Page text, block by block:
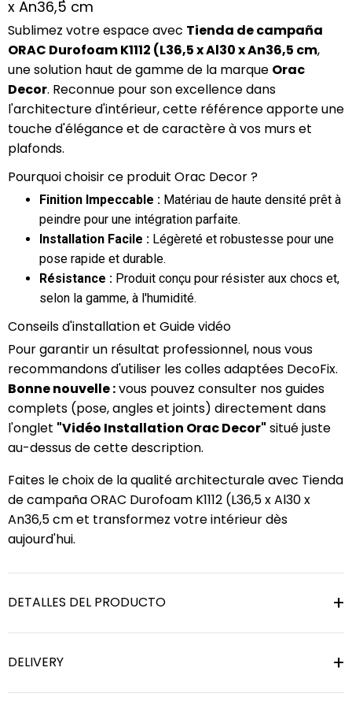
x An36,5 cm
Sublimez votre espace avec Tienda de campaña
ORAC Durofoam K1112 (L36,5 x Al30 x An36,5 cm,
une solution haut de gamme de la marque Orac
Decor. Reconnue pour son excellence dans
l'architecture d'intérieur, cette référence apporte une
touche d'élégance et de caractère à vos murs et
plafonds.
Pourquoi choisir ce produit Orac Decor ?
Finition Impeccable : Matériau de haute densité prêt à
peindre pour une intégration parfaite.
Installation Facile : Légèreté et robustesse pour une
pose rapide et durable.
Résistance : Produit conçu pour résister aux chocs et,
selon la gamme, à l'humidité.
Conseils d'installation et Guide vidéo
Pour garantir un résultat professionnel, nous vous
recommandons d'utiliser les colles adaptées DecoFix.
Bonne nouvelle :vous pouvez consulter nos guides
complets (pose, angles et joints) directement dans
l'onglet "Vidéo Installation Orac Decor" situé juste
au-dessus de cette description.
Faites le choix de la qualité architecturale avec Tienda
de campaña ORAC Durofoam K1112 (L36,5 x Al30 x
An36,5 cm et transformez votre intérieur dès
aujourd'hui.
DETALLES DEL PRODUCTO
DELIVERY